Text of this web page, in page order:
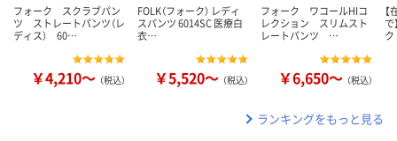
フォーク スクラブパン
ツ ストレートパンツ（レ
ディス） 60…
￥4,210～ （税込）
FOLK（フォーク） レディ
スパンツ 6014SC 医療白
衣…
￥5,520～ （税込）
フォーク ワコールHIコ
レクション スリムスト
レートパンツ …
￥6,650～ （税込）
で
ランキングをもっと見る